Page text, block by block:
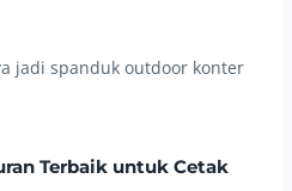
jadi spanduk outdoor konter
Terbaik untuk Cetak